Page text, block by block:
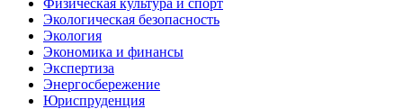
Физическая культура и спорт
Экологическая безопасность
Экология
Экономика и финансы
Экспертиза
Энергосбережение
Юриспруденция